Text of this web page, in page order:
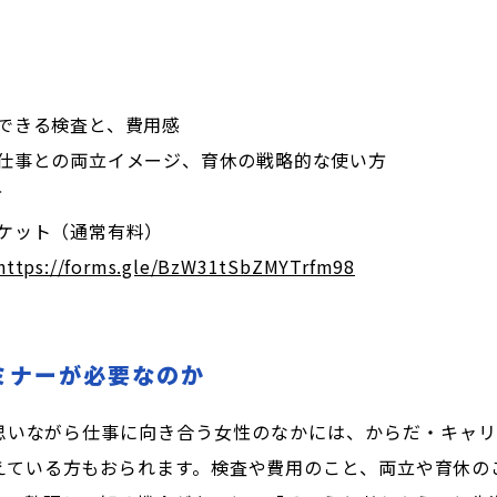
きる検査と、費用感
との両立イメージ、育休の戦略的な使い方
ット（通常有料）
forms.gle/BzW31tSbZMYTrfm98
ーが必要なのか
ながら仕事に向き合う女性のなかには、からだ・キャ
いる方もおられます。検査や費用のこと、両立や育休